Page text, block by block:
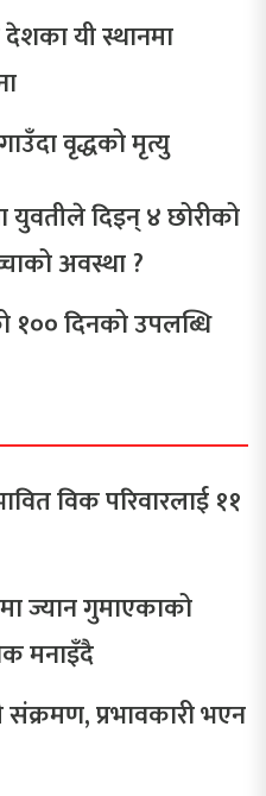
यी स्थानमा
वृद्धको मृत्यु
युवतीले दिइन् ४ छोरीको
अवस्था ?
१०० दिनको उपलब्धि
विक परिवारलाई ११
ज्यान गुमाएकाको
मनाइँदै
संक्रमण, प्रभावकारी भएन